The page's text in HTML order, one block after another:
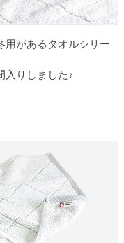
用があるタオルシリー
入りしました♪